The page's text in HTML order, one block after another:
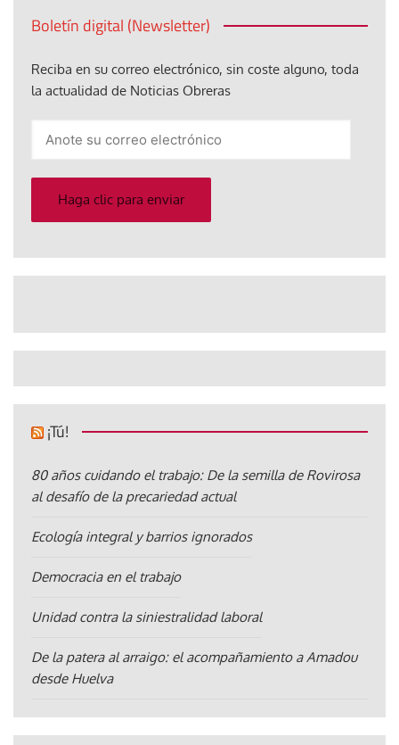
Boletín digital (Newsletter)
Reciba en su correo electrónico, sin coste alguno, toda
la actualidad de Noticias Obreras
electrónico
Haga clic para enviar
¡Tú!
80 años cuidando el trabajo: De la semilla de Rovirosa
al desafío de la precariedad actual
Ecología integral y barrios ignorados
Democracia en el trabajo
Unidad contra la siniestralidad laboral
De la patera al arraigo: el acompañamiento a Amadou
desde Huelva